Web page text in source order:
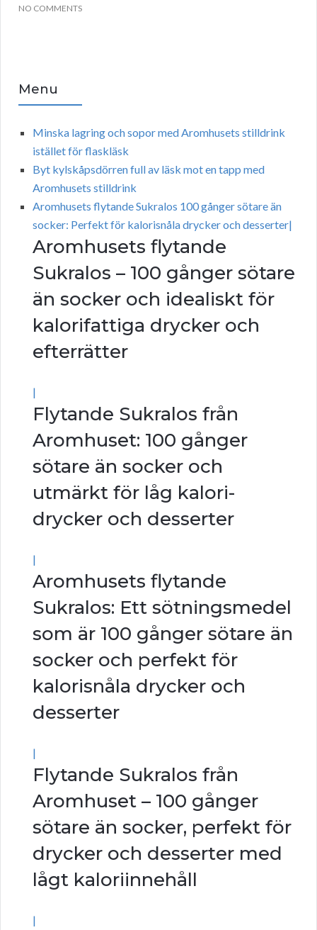
NO COMMENTS
Menu
Minska lagring och sopor med Aromhusets stilldrink
istället för flaskläsk
Byt kylskåpsdörren full av läsk mot en tapp med
Aromhusets stilldrink
Aromhusets flytande Sukralos 100 gånger sötare än
socker: Perfekt för kalorisnåla drycker och desserter|
Aromhusets flytande
Sukralos – 100 gånger sötare
än socker och idealiskt för
kalorifattiga drycker och
efterrätter
|
Flytande Sukralos från
Aromhuset: 100 gånger
sötare än socker och
utmärkt för låg kalori-
drycker och desserter
|
Aromhusets flytande
Sukralos: Ett sötningsmedel
som är 100 gånger sötare än
socker och perfekt för
kalorisnåla drycker och
desserter
|
Flytande Sukralos från
Aromhuset – 100 gånger
sötare än socker, perfekt för
drycker och desserter med
lågt kaloriinnehåll
|